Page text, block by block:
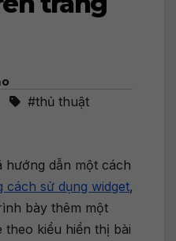
#thủ thuật
hướng dẫn một cách
cách sử dụng widget,
bày thêm một
theo kiểu hiển thị bài